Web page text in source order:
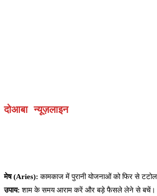
दोआबा न्यूज़लाइन
मेष (Aries):कामकाज में पुरानी योजनाओं को फिर से
उपाय: शाम के समय आराम करें और बड़े फैसले लेने से बचें।